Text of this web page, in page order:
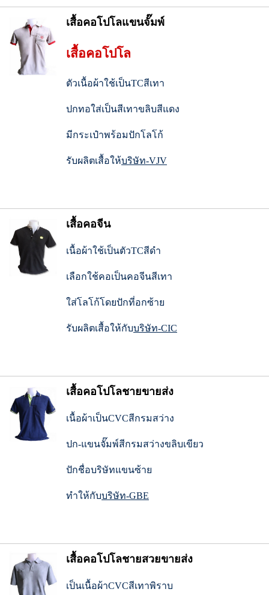
เสื้อคอโปโลแขนจั๊มพ์
เสื้อคอโปโล
ตัวเนื้อผ้าใช้เป็นTCสีเทา
ปกทอใส่เป็นสีเทาขลิบสีแดง
มีกระเป๋าพร้อมปักโลโก้
รับผลิตเสื้อให้บริษัท-VJV
เสื้อคอจีน
เนื้อผ้าใช้เป็นตัวTCสีดำ
เลือกใช้คอเป็นคอจีนสีเทา
ใส่โลโก้โดยปักที่อกซ้าย
รับผลิตเสื้อให้กับบริษัท-CIC
เสื้อคอโปโลชายขายส่ง
เนื้อผ้าเป็นCVCสีกรมสว่าง
ปก-แขนจั๊มพ์สีกรมสว่างขลิบเขียว
ปักชื่อบริษัทแขนซ้าย
ทำให้กับบริษัท-GBE
เสื้อคอโปโลชายสวยขายส่ง
เป็นเนื้อผ้าCVCสีเทาพิราบ